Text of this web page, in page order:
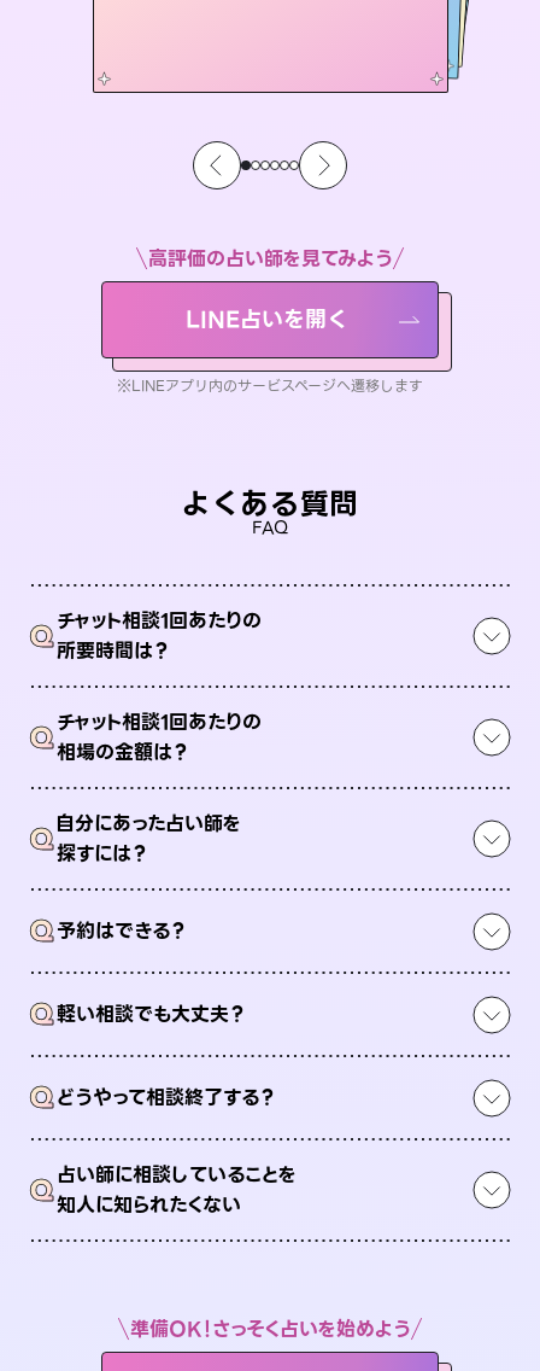
高評価の占い師を見てみよう
LINE占いを開く
※LINEアプリ内のサービスページへ遷移します
よくある質問
FAQ
Qチャット相談1回あたりの
所要時間は？
Qチャット相談1回あたりの
相場の金額は？
Q自分にあった占い師を
探すには？
Q予約はできる？
Q軽い相談でも大丈夫？
Qどうやって相談終了する？
Q占い師に相談していることを
知人に知られたくない
準備OK！さっそく占いを始めよう